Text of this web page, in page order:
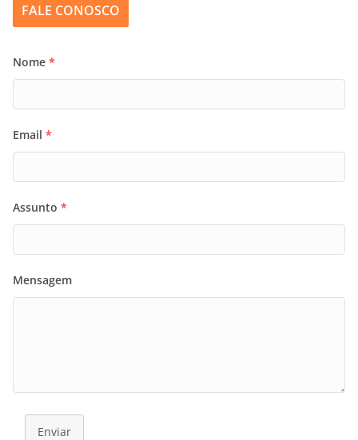
FALE CONOSCO
Nome *
Email *
Assunto *
Mensagem
Enviar